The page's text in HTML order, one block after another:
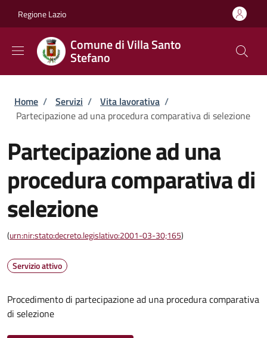
Regione Lazio
Comune di Villa Santo
Stefano
Briciole di pane
Home / Servizi / Vita lavorativa /
Partecipazione ad una procedura comparativa di selezione
Partecipazione ad una
procedura comparativa di
selezione
(urn:nir:stato:decreto.legislativo:2001-03-30;165)
Servizio attivo
Procedimento di partecipazione ad una procedura comparativa
di selezione